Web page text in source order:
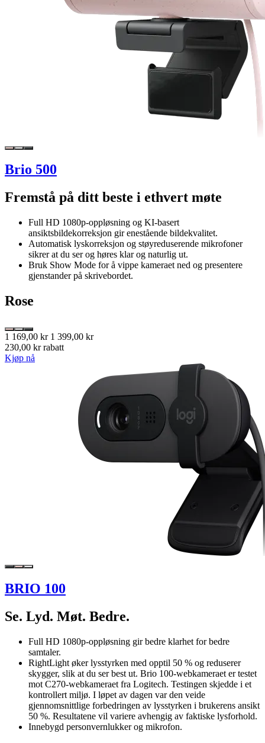
Brio 500
Fremstå på ditt beste i ethvert møte
Full HD 1080p-oppløsning og KI-basert
ansiktsbildekorreksjon gir enestående bildekvalitet.
Automatisk lyskorreksjon og støyreduserende mikrofoner
sikrer at du ser og høres klar og naturlig ut.
Bruk Show Mode for å vippe kameraet ned og presentere
gjenstander på skrivebordet.
Rose
1 169,00 kr 1 399,00 kr
230,00 kr rabatt
Kjøp nå
BRIO 100
Se. Lyd. Møt. Bedre.
Full HD 1080p-oppløsning gir bedre klarhet for bedre
samtaler.
RightLight øker lysstyrken med opptil 50 % og reduserer
skygger, slik at du ser best ut. Brio 100-webkameraet er testet
mot C270-webkameraet fra Logitech. Testingen skjedde i et
kontrollert miljø. I løpet av dagen var den veide
gjennomsnittlige forbedringen av lysstyrken i brukerens ansikt
50 %. Resultatene vil variere avhengig av faktiske lysforhold.
Innebygd personvernlukker og mikrofon.